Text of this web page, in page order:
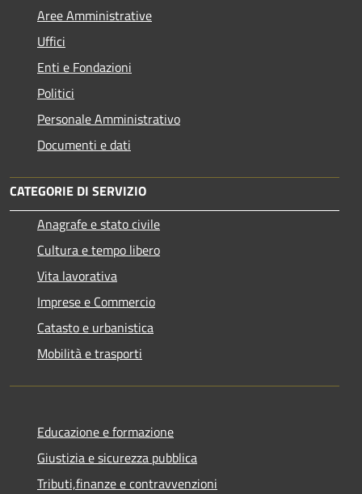
Aree Amministrative
Uffici
Enti e Fondazioni
Politici
Personale Amministrativo
Documenti e dati
CATEGORIE DI SERVIZIO
Anagrafe e stato civile
Cultura e tempo libero
Vita lavorativa
Imprese e Commercio
Catasto e urbanistica
Mobilità e trasporti
Educazione e formazione
Giustizia e sicurezza pubblica
Tributi,finanze e contravvenzioni